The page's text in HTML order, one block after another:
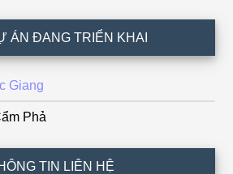
ÁN ĐANG TRIỂN KHAI
Giang
Phả
TIN LIÊN HỆ